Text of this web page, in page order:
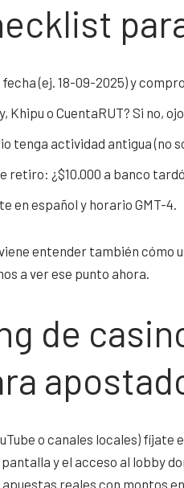
(ej. 18-09-2025) y
Khipu o CuentaRUT? Si no,
tenga actividad antigua (no
retiro: ¿$10.000 a banco
en español y horario GMT-4.
entender también
a ver ese punto ahora.
de
o canales locales)
y el acceso al lobby
reales con montos